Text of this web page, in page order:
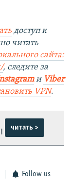
доступ к
читать
сайта:
, следите за
и Viber
VPN.
читать >
Follow us